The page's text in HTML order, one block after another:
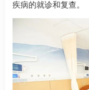
疾病的就诊和复查。